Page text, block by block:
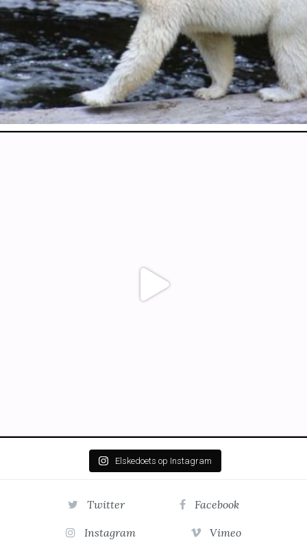
Elskedoets op Instagram
Twitter Facebook
Instagram Vimeo